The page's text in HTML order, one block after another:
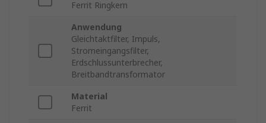
Ferrit Ringkern
Anwendung
Gleichtaktfilter, Impuls,
Stromeingangsfilter,
Erdschlussunterbrecher,
Breitbandtransformator
Material
Ferrit